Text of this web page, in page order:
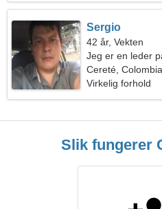
Sergio
42 år, Vekten
Jeg er en leder
Cereté, Colombia
Virkelig forhold
Slik fungerer